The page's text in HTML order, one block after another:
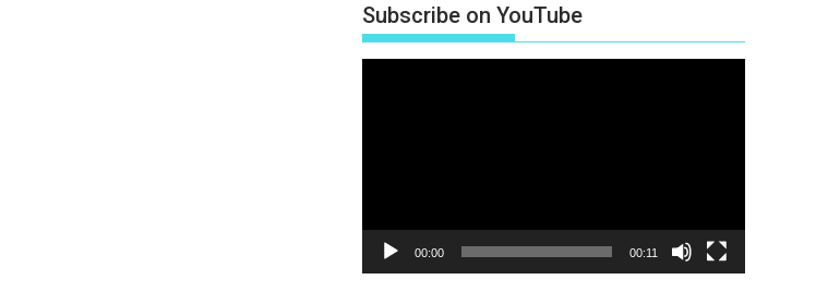
Subscribe on YouTube
00:00 00:11